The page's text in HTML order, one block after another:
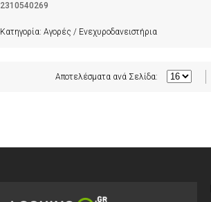
2310540269
Κατηγορία: Αγορές / Ενεχυροδανειστήρια
Αποτελέσματα ανά Σελίδα: